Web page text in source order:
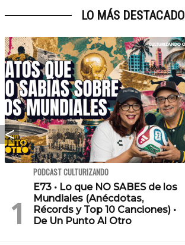
LO MÁS DESTACADO
PODCAST CULTURIZANDO
E73 • Lo que NO SABES de los
Mundiales (Anécdotas,
Récords y Top 10 Canciones) •
De Un Punto Al Otro